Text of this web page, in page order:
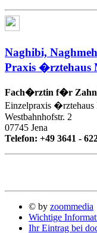
Naghibi,
Praxis �rztehaus
Fach�rztin f�r
Einzelpraxis �rztehaus
Westbahnhofstr. 2
07745 Jena
Telefon: +49 3641 -
© by zoommedia
Wichtige
Ihr Eintrag bei